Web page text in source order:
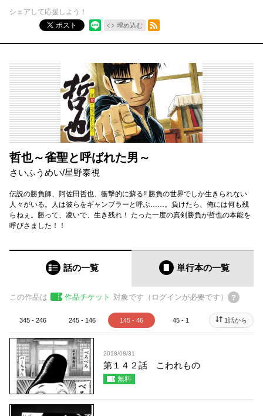
シェアして応援しよう！
ポスト
埋め込む
RSSフィード
哲也～雀聖と呼ばれた男～
さいふうめい/星野泰視
伝説の勝負師、阿佐田哲也、衝撃的に蘇る!! 勝負の世界でしか生きられない
人々がいる。人は彼らをギャンブラーと呼ぶ……。負けたら、俺には何も残
らねぇ。勝って、凌いで、生き残れ！ たった一度の真剣勝負が哲也の本能を
呼びさました！！
話の一覧 単行本の一覧
この作品は 作品チケット 対象です（ログインが必要です）
345 - 246 245 - 146 145 - 46 45 - 1 1話から
2018/08/31
第１４２話 こわれもの
無料